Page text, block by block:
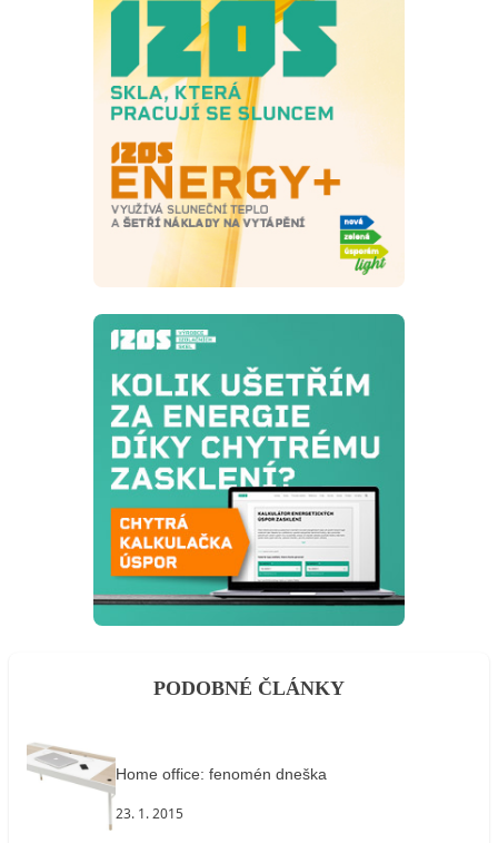
PODOBNÉ ČLÁNKY
Home office: fenomén dneška
23. 1. 2015